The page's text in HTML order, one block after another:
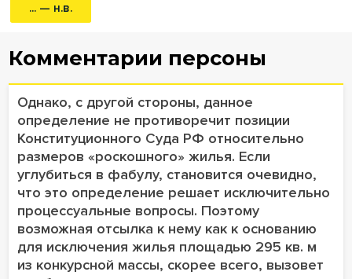
... — н.в.
Комментарии персоны
Однако, с другой стороны, данное
определение не противоречит позиции
Конституционного Суда РФ относительно
размеров «роскошного» жилья. Если
углубиться в фабулу, становится очевидно,
что это определение решает исключительно
процессуальные вопросы. Поэтому
возможная отсылка к нему как к основанию
для исключения жилья площадью 295 кв. м
из конкурсной массы, скорее всего, вызовет